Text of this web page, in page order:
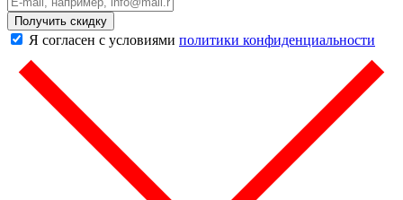
Получить скидку
Я согласен с условиями политики конфиденциальности